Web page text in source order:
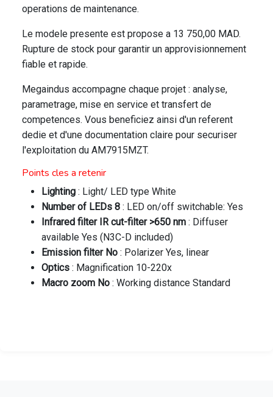
operations de maintenance.
Le modele presente est propose a 13 750,00 MAD.
Rupture de stock pour garantir un approvisionnement
fiable et rapide.
Megaindus accompagne chaque projet : analyse,
parametrage, mise en service et transfert de
competences. Vous beneficiez ainsi d'un referent
dedie et d'une documentation claire pour securiser
l'exploitation du AM7915MZT.
Points cles a retenir
Lighting : Light/ LED type White
Number of LEDs 8 : LED on/off switchable: Yes
Infrared filter IR cut-filter >650 nm : Diffuser
available Yes (N3C-D included)
Emission filter No : Polarizer Yes, linear
Optics : Magnification 10-220x
Macro zoom No : Working distance Standard